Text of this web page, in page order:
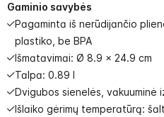
Gaminio savybės
Pagaminta iš nerūdijančio
plastiko, be BPA
Išmatavimai: Ø 8.9 x 24.9 cm
Talpa: 0.89 l
Dvigubos sienelės, vakuuminė
Išlaiko gėrimų temperatūrą: